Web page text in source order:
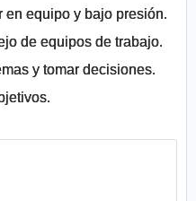
en equipo y bajo presión.
de equipos de trabajo.
y tomar decisiones.